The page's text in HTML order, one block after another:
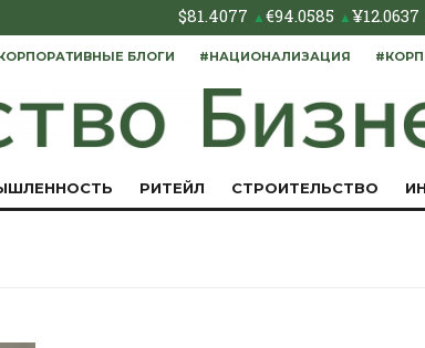
$81.4077 ▲€94.0585 ▲¥12.0637
БЛОГИ #НАЦИОНАЛИЗАЦИЯ
РИТЕЙЛ СТРОИТЕЛЬСТВО